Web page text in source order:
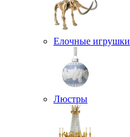
Елочные игрушки
Люстры